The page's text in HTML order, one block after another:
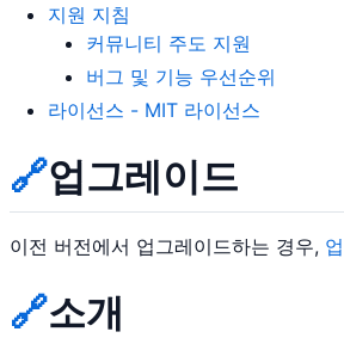
지원 지침
커뮤니티 주도 지원
버그 및 기능 우선순위
라이선스 - MIT 라이선스
🔗업그레이드
이전 버전에서 업그레이드하는 경우,
🔗소개